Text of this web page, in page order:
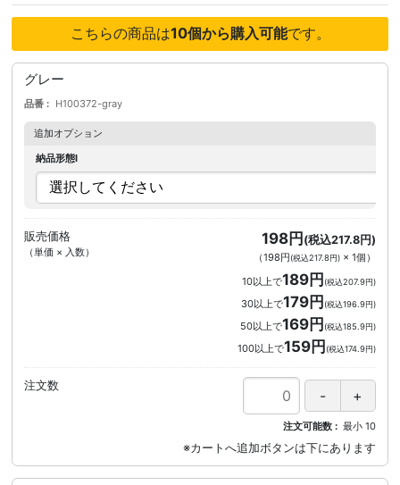
こちらの商品は10個から購入可能です。
グレー
品番 H100372-gray
追加オプション
納品形態I
販売価格
（単価 × 入数）
198円(税込217.8円)
（198円(税込217.8円)× 1個 ）
10以上で189円 (税込207.9円)
30以上で179円 (税込196.9円)
50以上で169円 (税込185.9円)
100以上で159円 (税込174.9円)
注文数
注文可能数 最小 10